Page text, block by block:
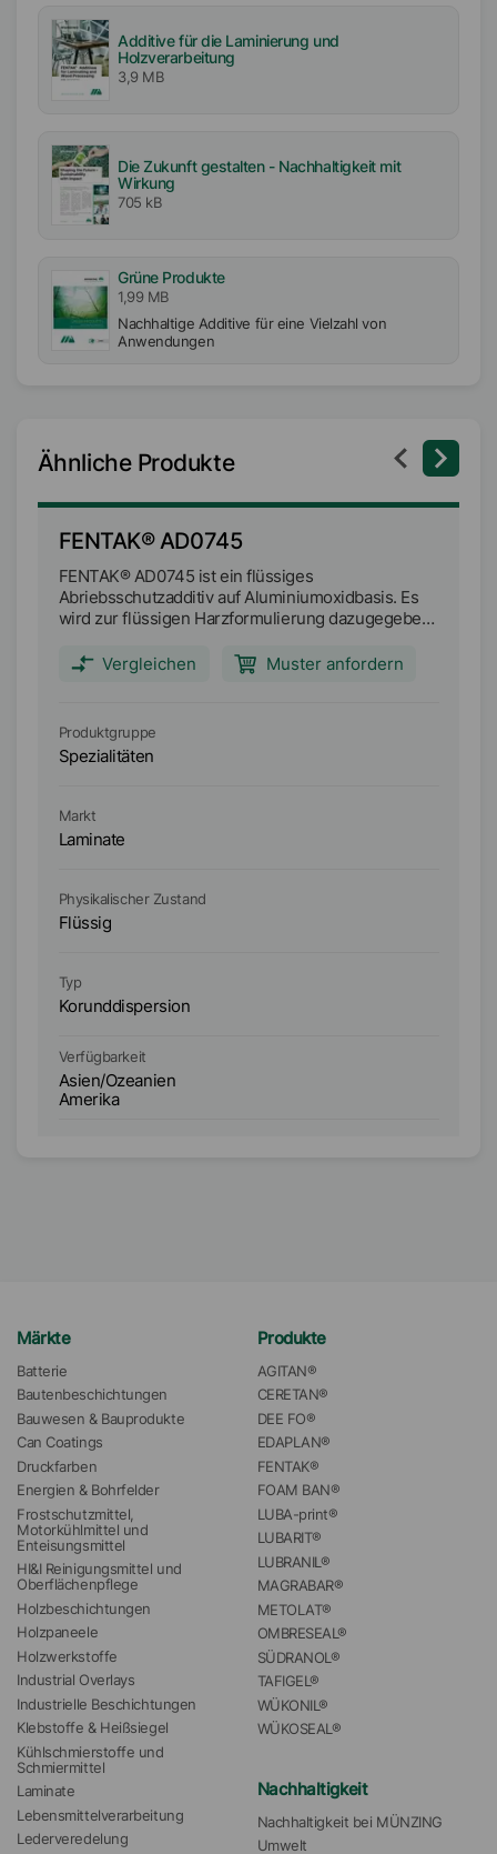
Additive für die Laminierung und
Holzverarbeitung
3,9 MB
Die Zukunft gestalten - Nachhaltigkeit mit
Wirkung
705 kB
Grüne Produkte
1,99 MB
Nachhaltige Additive für eine Vielzahl von
Anwendungen
Ähnliche Produkte
FENTAK® AD0745
FENTAK® AD0745 ist ein flüssiges
Abriebsschutzadditiv auf Aluminiumoxidbasis. Es
wird zur flüssigen Harzformulierung dazugegeben,
Vergleichen
Muster anfordern
Produktgruppe
Spezialitäten
Markt
Laminate
Physikalischer Zustand
Flüssig
Typ
Korunddispersion
Verfügbarkeit
Asien/Ozeanien
Amerika
Märkte
Batterie
Bautenbeschichtungen
Bauwesen & Bauprodukte
Can Coatings
Druckfarben
Energien & Bohrfelder
Frostschutzmittel,
Motorkühlmittel und
Enteisungsmittel
HI&I Reinigungsmittel und
Oberflächenpflege
Holzbeschichtungen
Holzpaneele
Holzwerkstoffe
Industrial Overlays
Industrielle Beschichtungen
Klebstoffe & Heißsiegel
Kühlschmierstoffe und
Schmiermittel
Laminate
Lebensmittelverarbeitung
Lederveredelung
Produkte
AGITAN®
CERETAN®
DEE FO®
EDAPLAN®
FENTAK®
FOAM BAN®
LUBA-print®
LUBARIT®
LUBRANIL®
MAGRABAR®
METOLAT®
OMBRESEAL®
SÜDRANOL®
TAFIGEL®
WÜKONIL®
WÜKOSEAL®
Nachhaltigkeit
Nachhaltigkeit bei MÜNZING
Umwelt